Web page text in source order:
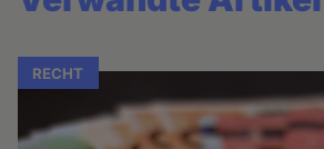
RECHT